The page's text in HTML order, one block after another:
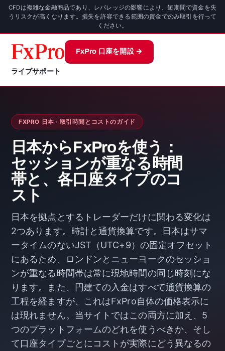
CFDは複雑な金融商品であり、レバレッジの影響により、短期間で資金を失
うリスクが高くなります。損失を許容できる範囲の資金でのみ取引を行って
ください。
ライブサポート
FxPro 口座を開設 →
FXPRO 日本 · 取引時間とコストのガイド
日本からFxProを使う：
セッションが重なる時間
帯と、各口座タイプのコ
スト
日本を拠点とするトレーダーだけに関わる変化は
2つあります。時計と通貨換算です。日本はサマ
ータイムのないJST（UTC+9）の固定オフセット
にあるため、ロンドンとニューヨークのセッショ
ンが重なる時間帯は常に現地時間の同じ時刻にな
ります。また、円建ての入金はすべて通貨換算の
工程を経ますが、これはFxPro自体の価格表示に
は現れません。当サイトではこの両方に加え、5
つのプラットフォームのどれを使うべきか、そし
て口座タイプごとにコストが実際にどう異なるの